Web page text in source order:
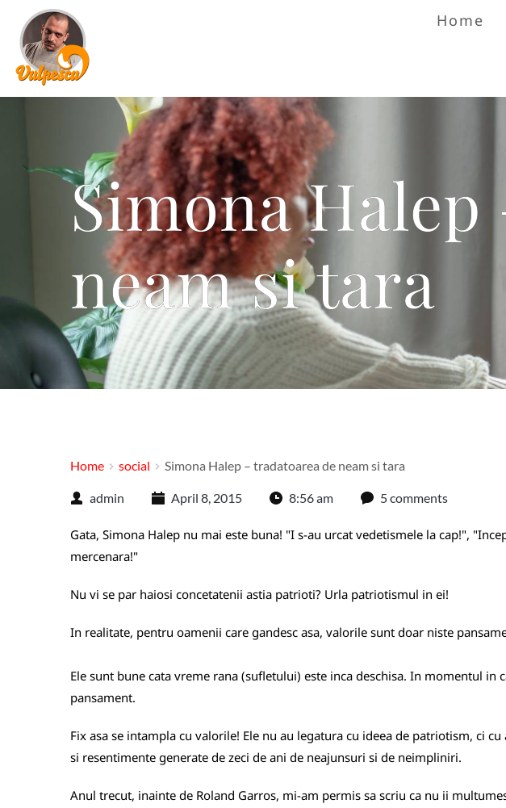
Home
Simona
neam si tara
Home social Simona Halep – tradatoarea de neam si tara
admin April 8, 2015 8:56 am 5 comments
Gata, Simona Halep nu mai este buna! "I s-au urcat vedetismele la cap!",
mercenara!"
Nu vi se par haiosi concetatenii astia patrioti? Urla patriotismul in ei!
In realitate, pentru oamenii care gandesc asa, valorile sunt doar niste
Ele sunt bune cata vreme rana (sufletului) este inca deschisa. In momentul
pansament.
Fix asa se intampla cu valorile! Ele nu au legatura cu ideea de patriotism, ci
si resentimente generate de zeci de ani de neajunsuri si de neimpliniri.
Anul trecut, inainte de Roland Garros, mi-am permis sa scriu ca nu ii